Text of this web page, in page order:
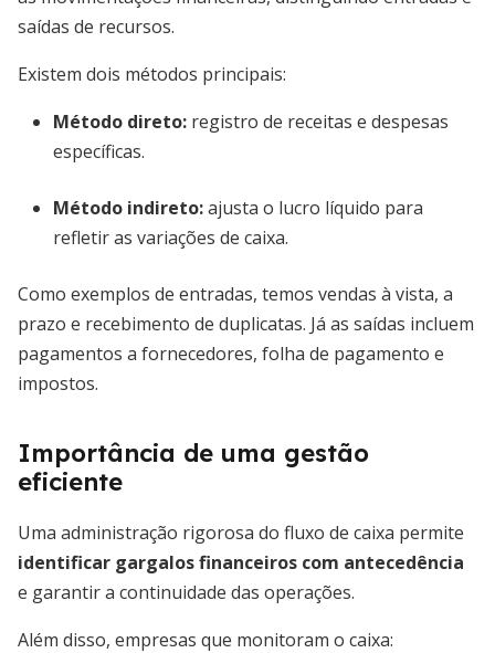
saídas de recursos.
Existem dois métodos principais:
Método direto: registro de receitas e despesas
específicas.
Método indireto:ajusta o lucro líquido para
refletir as variações de caixa.
Como exemplos de entradas, temos vendas à vista, a
prazo e recebimento de duplicatas. Já as saídas incluem
pagamentos a fornecedores, folha de pagamento e
impostos.
Importância de uma gestão
eficiente
Uma administração rigorosa do fluxo de caixa permite
identificar gargalos financeiros com antecedência
e garantir a continuidade das operações.
Além disso, empresas que monitoram o caixa: